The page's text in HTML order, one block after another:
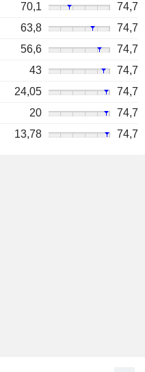
70,1
74,7
63,8
74,7
56,6
74,7
43
74,7
24,05
74,7
20
74,7
13,78 74,7